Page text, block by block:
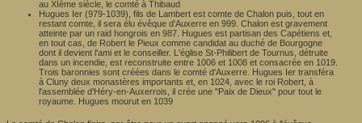
au XIème siècle, le comté à Thibaud
Hugues Ier (979-1039), fils de Lambert est comte de Chalon puis, tout en
restant comte, il sera élu évêque d'Auxerre en 999. Chalon est gravement
atteinte par un raid hongrois en 987. Hugues est partisan des Capétiens et,
en tout cas, de Robert le Pieux comme candidat au duché de Bourgogne
dont il devient l'ami et le conseiller. L'église St-Philibert de Tournus, détruite
dans un incendie, est reconstruite entre 1006 et 1008 et consacrée en 1019.
Trois baronnies sont créées dans le comté d'Auxerre. Hugues Ier transféra
à Cluny deux monastères importants et, en 1024, avec le roi Robert, à
l'assemblée d'Héry-en-Auxerrois, il crée une "Paix de Dieux" pour tout le
royaume. Hugues mourut en 1039